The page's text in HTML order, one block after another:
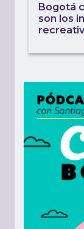
Bogotá
son los